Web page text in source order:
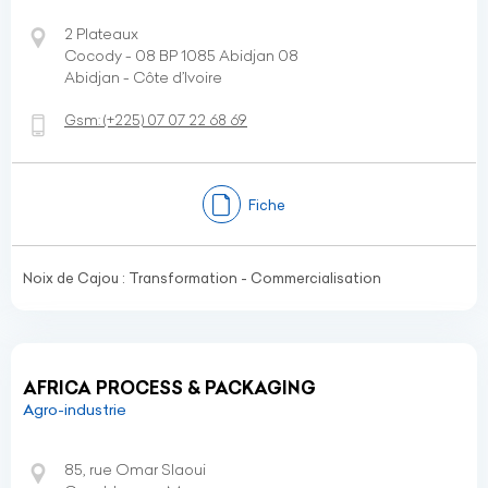
2 Plateaux
Cocody - 08 BP 1085 Abidjan 08
Abidjan - Côte d’Ivoire
Gsm:(+225) 07 07 22 68 69
Fiche
Noix de Cajou : Transformation - Commercialisation
AFRICA PROCESS & PACKAGING
Agro-industrie
85, rue Omar Slaoui